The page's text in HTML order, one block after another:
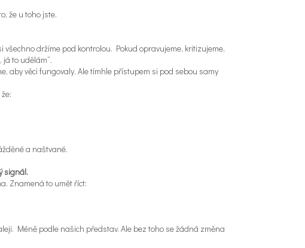
že u toho jste.
všechno držíme pod kontrolou. Pokud opravujeme, kritizujeme,
to udělám“.
aby věci fungovaly. Ale tímhle přístupem si pod sebou samy
a naštvané.
signál.
Znamená to umět říct:
Méně podle našich představ. Ale bez toho se žádná změna